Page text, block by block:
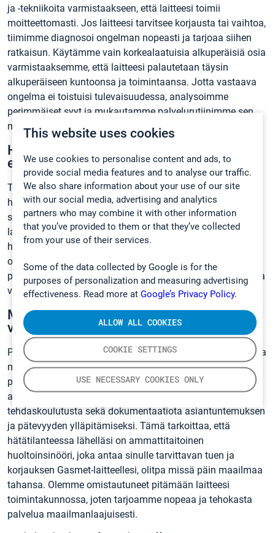
This website uses cookies
We use cookies to personalise content and ads, to
provide social media features and to analyse our traffic.
We also share information about your use of our site
with our social media, advertising and analytics
partners who may combine it with other information
that you’ve provided to them or that they’ve collected
from your use of their services.
Some of the data collected by Google is for the
purposes of personalization and measuring advertising
effectiveness. Read more at Google’s Privacy Policy.
COOKIE SETTINGS
USE NECESSARY COOKIES ONLY
ALLOW ALL COOKIES
ja -tekniikoita varmistaakseen, että laitteesi toimii
moitteettomasti. Jos laitteesi tarvitsee korjausta tai vaihtoa,
tiimimme diagnosoi ongelman nopeasti ja tarjoaa siihen
ratkaisun. Käytämme vain korkealaatuisia alkuperäisiä osia
varmistaaksemme, että laitteesi palautetaan täysin
alkuperäiseen kuntoonsa ja toimintaansa. Jotta vastaava
ongelma ei toistuisi tulevaisuudessa, analysoimme
perimmäiset syyt ja mukautamme palvelurutiinimme sen
mukaisesti.
Huoltotyön tarvetta ehkäistään
ennakoivasti
Tarjoamme tukea ennaltaehkäisemään laitteesi
huoltotarvetta: koulutamme sinua suorittamaan
säännölliset tarkastukset, puhdistuksen ja kalibroinnin
laitteistoosi. Nämä koulutuspalvelut auttavat sinua ja
henkilökuntaasi käyttämään sekä huoltamaan laitteitasi
oikein, jotta säästyt kalliilta vioilta ja laitteesi käyttöikä
pitenee. Koulutuksemme räätälöidään tarpeidesi mukaan ja
voidaan järjestää paikan päällä tai verkossa.
Maailmanlaajuinen verkostomme
varmistaa paikallisen ja nopean tuen
Pääkonttorimme Suomessa, kuusi tytäryhtiötä ulkomailla ja
maailmanlaajuinen jälleenmyyjäverkostomme takaavat
paikallisen tuen. Tarjoamme luotetuille ja alallaan
arvostetuille kumppaneillemme säännöllistä
tehdaskoulutusta sekä dokumentaatiota asiantuntemuksen
ja pätevyyden ylläpitämiseksi. Tämä tarkoittaa, että
hätätilanteessa lähelläsi on ammattitaitoinen
huoltoinsinööri, joka antaa sinulle tarvittavan tuen ja
korjauksen Gasmet-laitteellesi, olitpa missä päin maailmaa
tahansa. Olemme omistautuneet pitämään laitteesi
toimintakunnossa, joten tarjoamme nopeaa ja tehokasta
palvelua maailmanlaajuisesti.